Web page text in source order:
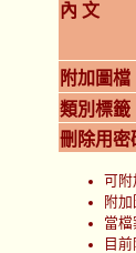
內 文
附加圖檔
類別標籤
刪除用密
可附
附
當
目